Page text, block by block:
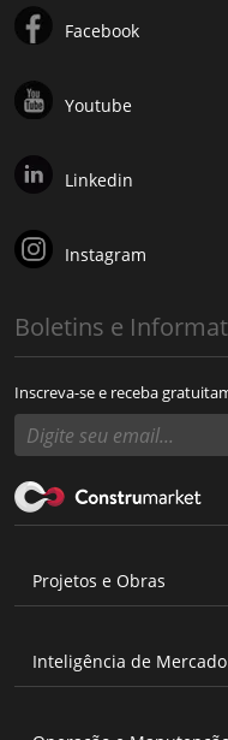
Facebook
Youtube
Linkedin
Instagram
Boletins e
Inscreva-se e receba
Projetos e Obras
Inteligência de Mercado